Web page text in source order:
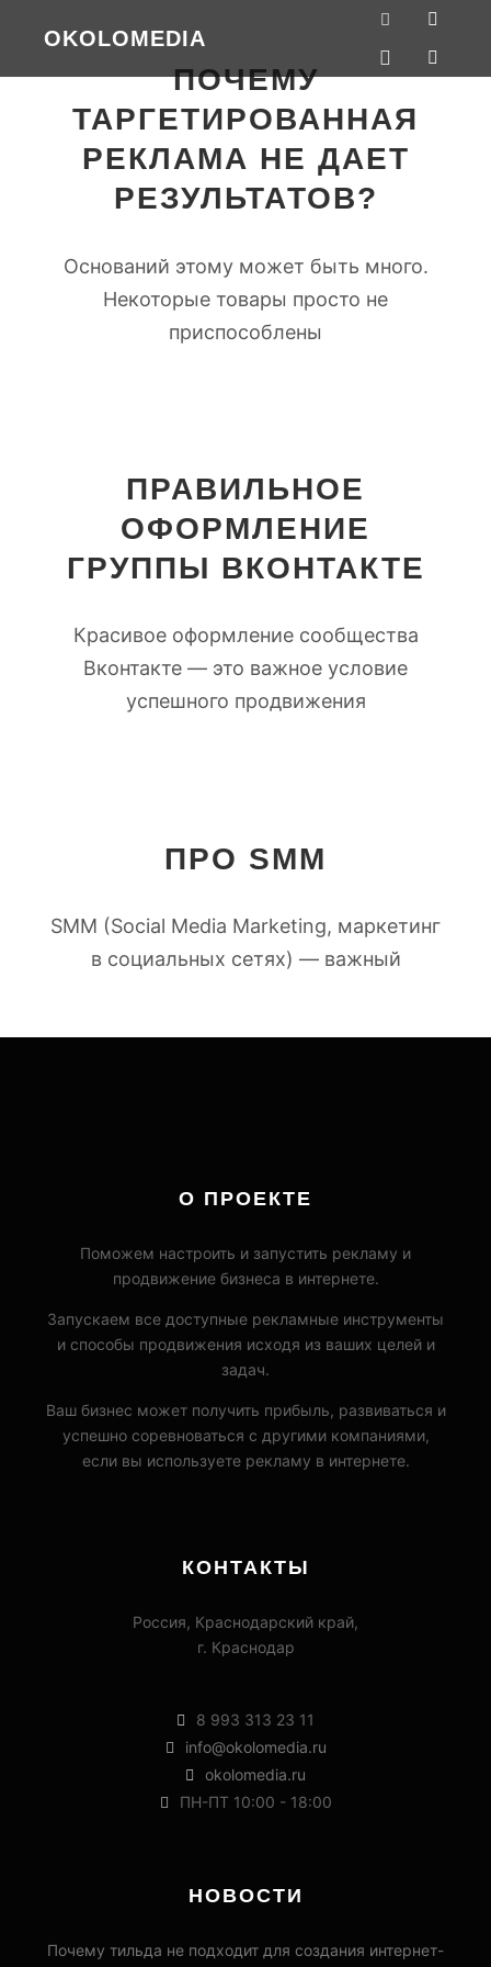
OKOLOMEDIA
ПОЧЕМУ
ТАРГЕТИРОВАННАЯ
РЕКЛАМА НЕ ДАЕТ
РЕЗУЛЬТАТОВ?
Оснований этому может быть много.
Некоторые товары просто не
приспособлены
ПРАВИЛЬНОЕ
ОФОРМЛЕНИЕ
ГРУППЫ ВКОНТАКТЕ
Красивое оформление сообщества
Вконтакте — это важное условие
успешного продвижения
ПРО SMM
SMM (Social Media Marketing, маркетинг
в социальных сетях) — важный
О ПРОЕКТЕ
Поможем настроить и запустить рекламу и
продвижение бизнеса в интернете.
Запускаем все доступные рекламные инструменты
и способы продвижения исходя из ваших целей и
задач.
Ваш бизнес может получить прибыль, развиваться и
успешно соревноваться с другими компаниями,
если вы используете рекламу в интернете.
КОНТАКТЫ
Россия, Краснодарский край,
г. Краснодар
8 993 313 23 11
info@okolomedia.ru
okolomedia.ru
ПН-ПТ 10:00 - 18:00
НОВОСТИ
Почему тильда не подходит для создания интернет-